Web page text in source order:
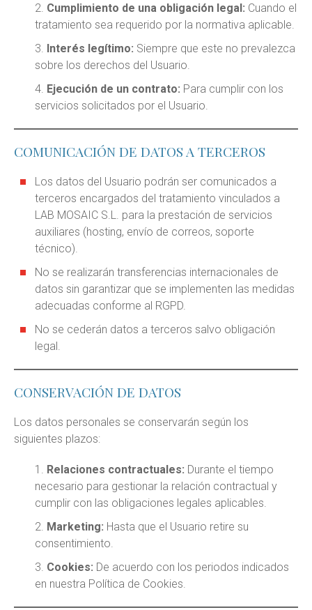
Cumplimiento de una obligación legal: Cuando el
tratamiento sea requerido por la normativa aplicable.
Interés legítimo: Siempre que este no prevalezca
sobre los derechos del Usuario.
Ejecución de un contrato: Para cumplir con los
servicios solicitados por el Usuario.
COMUNICACIÓN DE DATOS A TERCEROS
Los datos del Usuario podrán ser comunicados a
terceros encargados del tratamiento vinculados a
LAB MOSAIC S.L. para la prestación de servicios
auxiliares (hosting, envío de correos, soporte
técnico).
No se realizarán transferencias internacionales de
datos sin garantizar que se implementen las medidas
adecuadas conforme al RGPD.
No se cederán datos a terceros salvo obligación
legal.
CONSERVACIÓN DE DATOS
Los datos personales se conservarán según los
siguientes plazos:
Relaciones contractuales: Durante el tiempo
necesario para gestionar la relación contractual y
cumplir con las obligaciones legales aplicables.
Marketing: Hasta que el Usuario retire su
consentimiento.
Cookies: De acuerdo con los periodos indicados
en nuestra Política de Cookies.